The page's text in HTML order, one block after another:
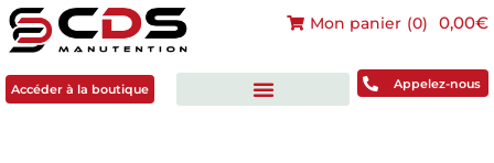
Accéder à la boutique
Mon panier (0) 0,00€
Appelez-nous